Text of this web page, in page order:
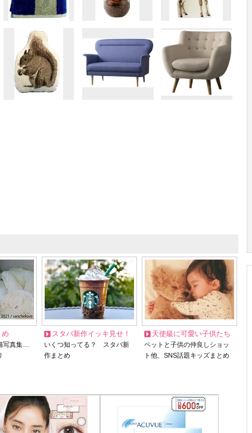
め
写真集…
スタバ新作イッキ見せ！
いくつ知ってる？ スタバ新
作まとめ
天使級に可愛い子供たち
ペットと子供の仲良しショッ
ト他、SNS話題キッズまとめ